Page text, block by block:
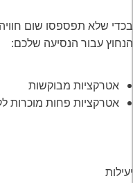
בכדי שלא תפספסו שום
הנחוץ עבור הנסיעה שלכם:
אטרקציות מבוקשות
אטרקציות פחות מוכרות
יעילות